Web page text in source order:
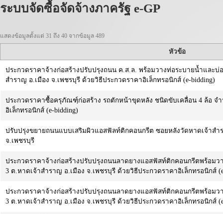
ระบบจัดซื้อจัดจ้างภาครัฐ e-GP
แสดงข้อมูลตั้งแต่ 31 ถึง 40 จากข้อมูล 489
หัวข้อ
ประกวดราคาจ้างก่อสร้างปรับปรุงถนน ค.ส.ล. พร้อมวางท่อระบายน้ำและ
สำราญ อ.เมือง จ.เพชรบุรี ด้วยวิธีประกวดราคาอิเล็กทรอนิกส์ (e-bidding)
ประกวดราคาซื้อครุภัณฑ์ฺก่อสร้าง รถตักหน้าขุดหลัง ชนิดขับเคลื่อน 4 ล้อ จ
อิเล็กทรอนิกส์ (e-bidding)
ปรับปรุงขยายถนนแบบเสริมผิวแอสฟัลท์ติกคอนกรีต ซอยหลังวัดหาดเจ้าส
จ.เพชรบุรี
ประกวดราคาจ้างก่อสร้างปรับปรุงถนนลาดยางแอสฟัสท์ติกคอนกรีตพร้อม
3 ต.หาดเจ้าสำราญ อ.เมือง จ.เพชรบุรี ด้วยวิธีประกวดราคาอิเล็กทรอนิกส์
ประกวดราคาจ้างก่อสร้างปรับปรุงถนนลาดยางแอสฟัสท์ติกคอนกรีตพร้อม
3 ต.หาดเจ้าสำราญ อ.เมือง จ.เพชรบุรี ด้วยวิธีประกวดราคาอิเล็กทรอนิกส์